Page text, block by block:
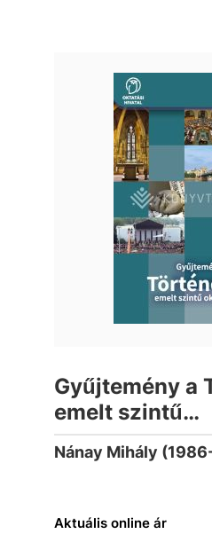
Gyűjtemény a
emelt szintű
oktatásához
Nánay Mihály
Aktuális online ár